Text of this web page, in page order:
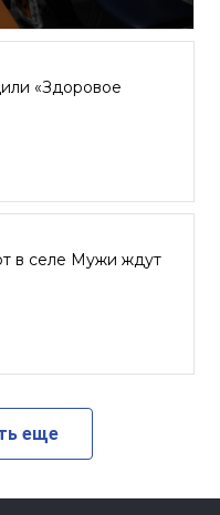
«Здоровое
в селе Мужи ждут
еще